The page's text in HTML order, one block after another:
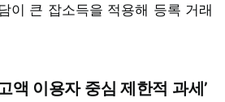
이 큰 잡소득을 적용해 등록 거래
액 이용자 중심 제한적 과세’